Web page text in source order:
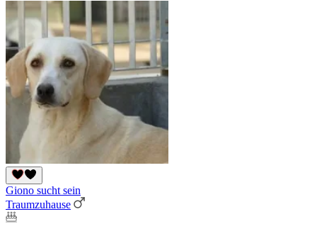
Giono sucht sein
Traumzuhause